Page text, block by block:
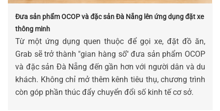
Đưa sản phẩm OCOP và đặc sản Đà Nẵng lên ứng dụng đặt xe
thông minh
Từ một ứng dụng quen thuộc để gọi xe, đặt đồ ăn,
Grab sẽ trở thành "gian hàng số" đưa sản phẩm OCOP
và đặc sản Đà Nẵng đến gần hơn với người dân và du
khách. Không chỉ mở thêm kênh tiêu thụ, chương trình
còn góp phần thúc đẩy chuyển đổi số kinh tế cơ sở.